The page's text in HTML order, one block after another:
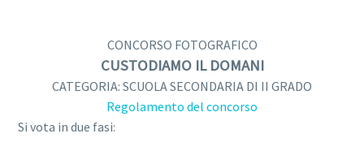
CONCORSO FOTOGRAFICO
CUSTODIAMO IL DOMANI
CATEGORIA: SCUOLA SECONDARIA DI II GRADO
Regolamento del concorso
Si vota in due fasi: